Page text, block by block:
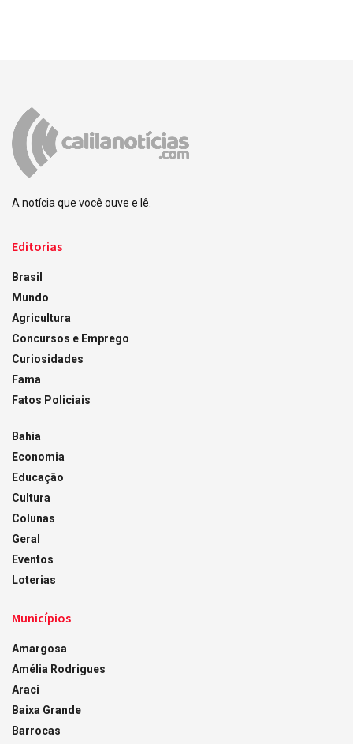
A notícia que você ouve e lê.
Editorias
Brasil
Mundo
Agricultura
Concursos e Emprego
Curiosidades
Fama
Fatos Policiais
Bahia
Economia
Educação
Cultura
Colunas
Geral
Eventos
Loterias
Municípios
Amargosa
Amélia Rodrigues
Araci
Baixa Grande
Barrocas